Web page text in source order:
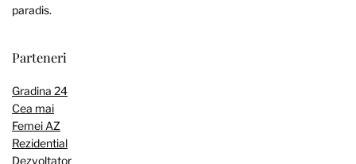
paradis.
Parteneri
Gradina 24
Cea mai
Femei AZ
Rezidential
Dezvoltator